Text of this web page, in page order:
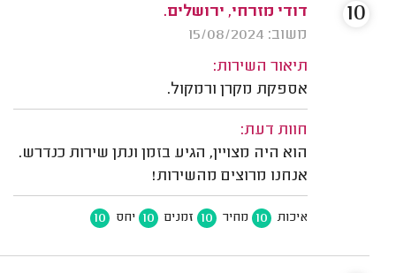
דודי מזרחי, ירושלים.
משוב: 15/08/2024
תיאור השירות:
אספקת מקרן ורמקול.
חוות דעת:
הוא היה מצויין, הגיע בזמן ונתן שירות כנדרש.
אנחנו מרוצים מהשירות!
איכות 10 מחיר 10 זמנים 10 יחס 10
10